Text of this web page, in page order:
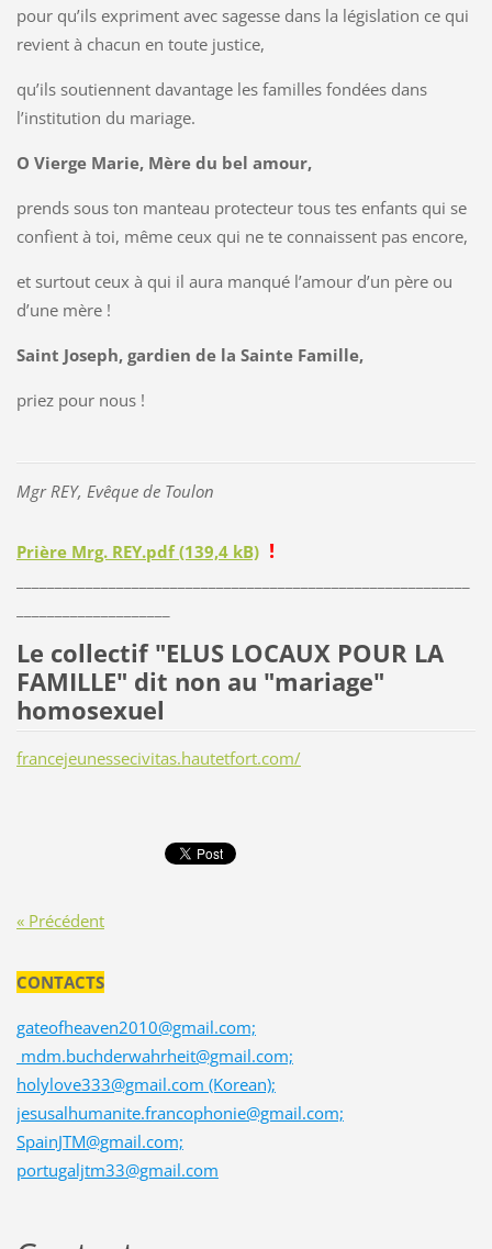
pour qu’ils expriment avec sagesse dans la législation ce qui
revient à chacun en toute justice,
qu’ils soutiennent davantage les familles fondées dans
l’institution du mariage.
O Vierge Marie, Mère du bel amour,
prends sous ton manteau protecteur tous tes enfants qui se
confient à toi, même ceux qui ne te connaissent pas encore,
et surtout ceux à qui il aura manqué l’amour d’un père ou
d’une mère !
Saint Joseph, gardien de la Sainte Famille,
priez pour nous !
Mgr REY, Evêque de Toulon
Prière Mrg. REY.pdf (139,4 kB) !
Le collectif "ELUS LOCAUX POUR LA
FAMILLE" dit non au "mariage"
homosexuel
francejeunessecivitas.hautetfort.com/
« Précédent
CONTACTS
gateofheaven2010@gmail.com;
mdm.buchderwahrheit@gmail.com;
holylove333@gmail.com (Korean);
jesusalhumanite.francophonie@gmail.com;
SpainJTM@gmail.com;
portugaljtm33@gmail.com